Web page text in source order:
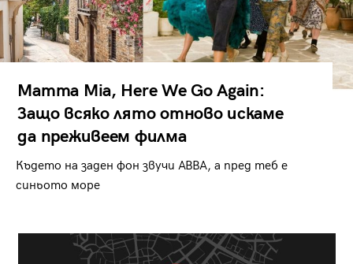
Mamma Mia, Here We Go Again:
Защо всяко лято отново искаме
да преживеем филма
Където на заден фон звучи ABBA, а пред теб е
синьото море